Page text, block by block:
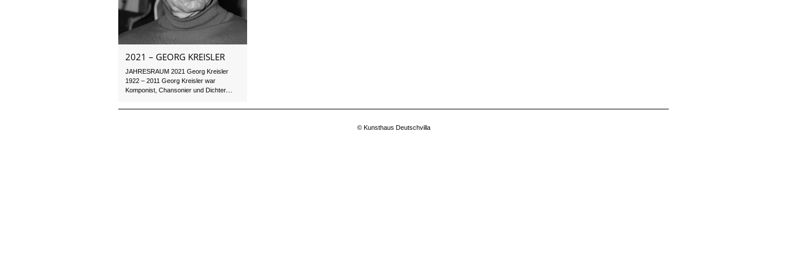
2021 – GEORG KREISLER
JAHRESRAUM 2021 Georg Kreisler
1922 – 2011 Georg Kreisler war
Komponist, Chansonier und Dichter....
© Kunsthaus Deutschvilla